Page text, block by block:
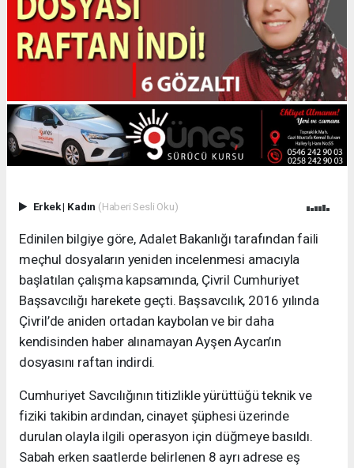
Erkek| Kadın (Haberi Sesli Oku)
Edinilen bilgiye göre, Adalet Bakanlığı tarafından faili
meçhul dosyaların yeniden incelenmesi amacıyla
başlatılan çalışma kapsamında, Çivril Cumhuriyet
Başsavcılığı harekete geçti. Başsavcılık, 2016 yılında
Çivril’de aniden ortadan kaybolan ve bir daha
kendisinden haber alınamayan Ayşen Aycan’ın
dosyasını raftan indirdi.
Cumhuriyet Savcılığının titizlikle yürüttüğü teknik ve
fiziki takibin ardından, cinayet şüphesi üzerinde
durulan olayla ilgili operasyon için düğmeye basıldı.
Sabah erken saatlerde belirlenen 8 ayrı adrese eş